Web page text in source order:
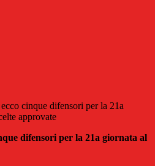
cinque difensori per la 21a
approvate
difensori per la 21a giornata al